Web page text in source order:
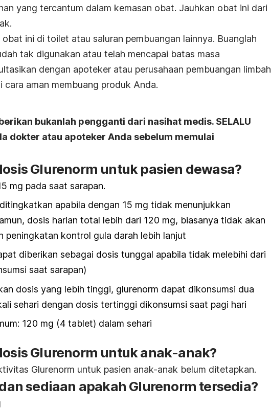
yang tercantum dalam kemasan obat. Jauhkan obat ini dari
ini di toilet atau saluran pembuangan lainnya. Buanglah
tak digunakan atau telah mencapai batas masa
dengan apoteker atau perusahaan pembuangan limbah
cara aman membuang produk Anda.
bukanlah pengganti dari nasihat medis. SELALU
dokter atau apoteker Anda sebelum memulai
Glurenorm untuk pasien dewasa?
mg pada saat sarapan.
apabila dengan 15 mg tidak menunjukkan
dosis harian total lebih dari 120 mg, biasanya tidak akan
peningkatan kontrol gula darah lebih lanjut
diberikan sebagai dosis tunggal apabila tidak melebihi dari
saat sarapan)
dosis yang lebih tinggi, glurenorm dapat dikonsumsi dua
sehari dengan dosis tertinggi dikonsumsi saat pagi hari
120 mg (4 tablet) dalam sehari
Glurenorm untuk anak-anak?
Glurenorm untuk pasien anak-anak belum ditetapkan.
sediaan apakah Glurenorm tersedia?